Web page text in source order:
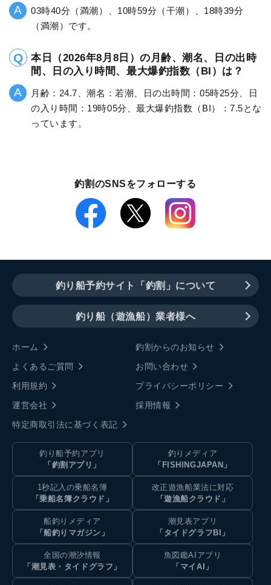
03時40分（満潮）、10時59分（干潮）、18時39分
（満潮）です。
本日（2026年8月8日）の月齢、潮名、日の出時
間、日の入り時間、最大爆釣指数（BI）は？
月齢：24.7、潮名：若潮、日の出時間：05時25分、日
の入り時間：19時05分、最大爆釣指数（BI）：7.5とな
っています。
釣割のSNSをフォローする
釣り船予約サイト「釣割」について
釣り船（遊漁船）業者様へ
ホーム
釣割からのお知らせ
よくあるご質問
お問い合わせ
利用規約
プライバシーポリシー
運営会社
採用情報
特定商取引法に基づく表記
釣り船予約アプリ
「釣割アプリ」
釣りメディア
「FISHINGJAPAN」
1秒記入の乗船名簿
「乗船名簿クラウド」
改正遊漁船業法に対応
「遊漁船クラウド」
船釣りメディア
「船釣りマガジン」
潮見表アプリ
「タイドグラフBI」
全国の潮汐情報
「潮見表・タイドグラフ」
魚図鑑AIアプリ
「マイAI」